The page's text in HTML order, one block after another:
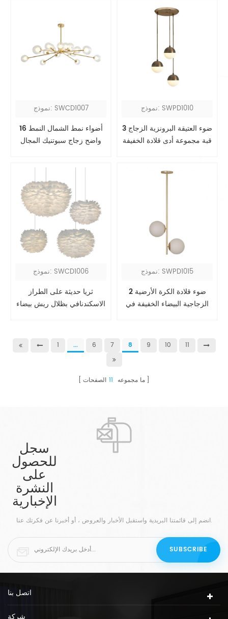
نموذج: SWCD1007
16 أضواء نمط الشمال النمط
واضح زجاج سبوتنيك المجال
نموذج: SWPD1010
3 ضوء العتيقة البرونزية الزجاج
قبة مجموعة أدى قلادة الخفيفة
نموذج: SWCD1006
ثريا حديثة على الطراز
الاسكندنافي بظلال ريش بيضاء
نموذج: SWPD1015
2 ضوء قلادة الكرة الأرضية
الزجاجية البيضاء الخفيفة في
1 ... 6 7 8 9 10 11
ما مجموعه 11 الصفحات
سجل
للحصول
على
النشرة
الإخبارية
انضم إلى قائمتنا البريدية واستقبل الأخبار والعروض ، أو أخبرنا عن فكرتك عنا.
اتصل بنا
شركة